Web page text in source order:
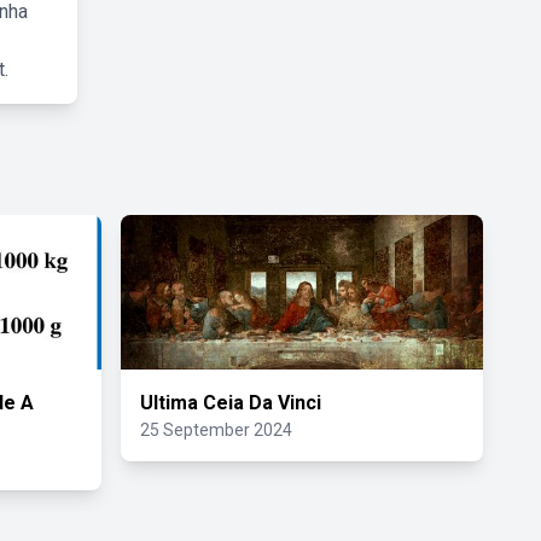
A
Ultima Ceia Da Vinci
25 September 2024